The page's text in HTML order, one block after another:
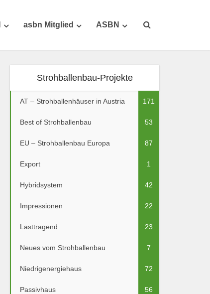
asbn Mitglied ASBN
Strohballenbau-Projekte
AT – Strohballenhäuser in Austria 171
Best of Strohballenbau 53
EU – Strohballenbau Europa 87
Export 1
Hybridsystem 42
Impressionen 22
Lasttragend 23
Neues vom Strohballenbau 7
Niedrigenergiehaus 72
Passivhaus 56